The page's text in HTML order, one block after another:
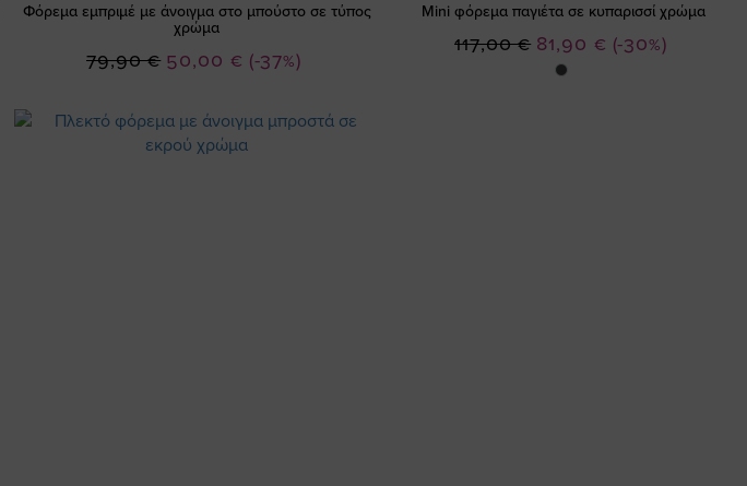
Φόρεμα εμπριμέ με άνοιγμα στο μπούστο σε τύπος
χρώμα
(-37%)
Ειδική
50,00 €
79,90 €
Mini φόρεμα παγιέτα σε κυπαρισσί χρώμα
(-30%)
Ειδική
Τιμή
81,90 €
117,00 €